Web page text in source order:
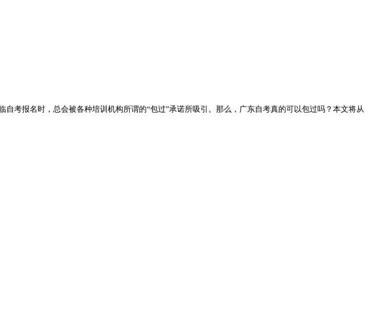
考报名时，总会被各种培训机构所谓的“包过”承诺所吸引。那么，广东自考真的可以包过吗？本文将从